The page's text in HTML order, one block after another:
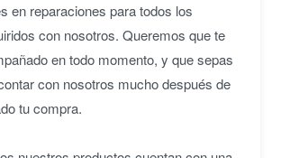
en reparaciones para todos los
con nosotros. Queremos que te
en todo momento, y que sepas
con nosotros mucho después de
tu compra.